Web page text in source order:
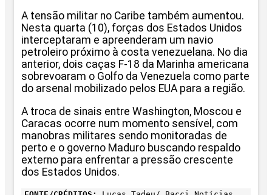
A tensão militar no Caribe também aumentou.
Nesta quarta (10), forças dos Estados Unidos
interceptaram e apreenderam um navio
petroleiro próximo à costa venezuelana. No dia
anterior, dois caças F-18 da Marinha americana
sobrevoaram o Golfo da Venezuela como parte
do arsenal mobilizado pelos EUA para a região.
A troca de sinais entre Washington, Moscou e
Caracas ocorre num momento sensível, com
manobras militares sendo monitoradas de
perto e o governo Maduro buscando respaldo
externo para enfrentar a pressão crescente
dos Estados Unidos.